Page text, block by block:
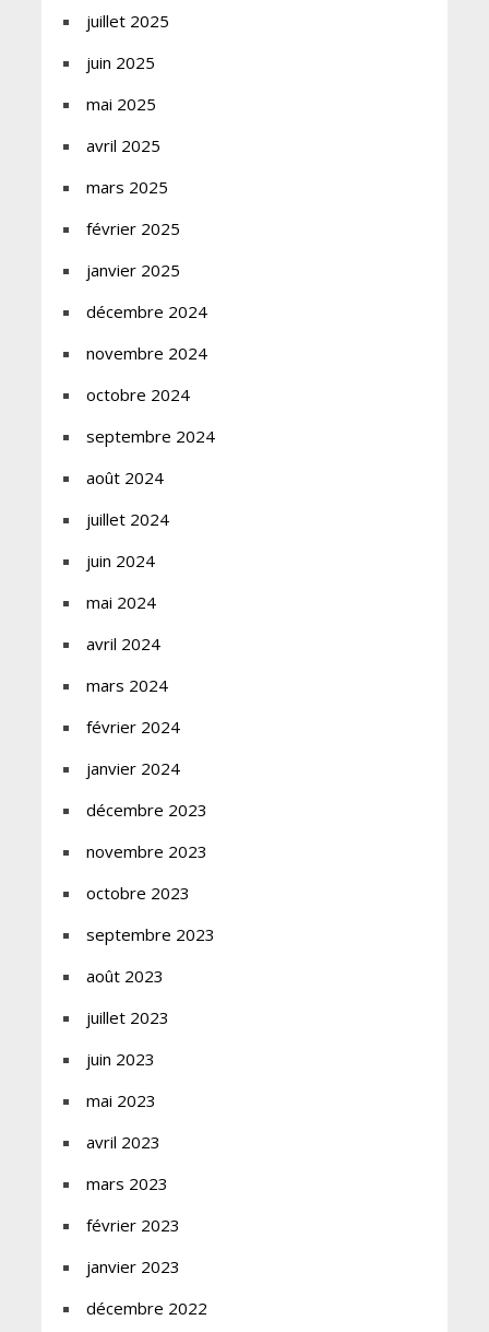
juillet 2025
juin 2025
mai 2025
avril 2025
mars 2025
février 2025
janvier 2025
décembre 2024
novembre 2024
octobre 2024
septembre 2024
août 2024
juillet 2024
juin 2024
mai 2024
avril 2024
mars 2024
février 2024
janvier 2024
décembre 2023
novembre 2023
octobre 2023
septembre 2023
août 2023
juillet 2023
juin 2023
mai 2023
avril 2023
mars 2023
février 2023
janvier 2023
décembre 2022